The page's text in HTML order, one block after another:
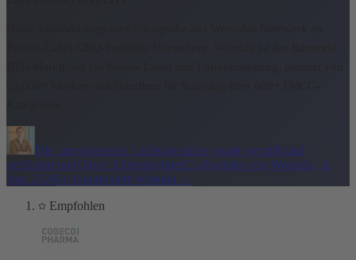
Die untenstehende Lieferantenliste wurde geprüft und
verifiziert vonOliver AllmoslechnerCo-Founder von Wonnda · 6.
Juni 2026So funktioniert Wonnda →
Empfohlen